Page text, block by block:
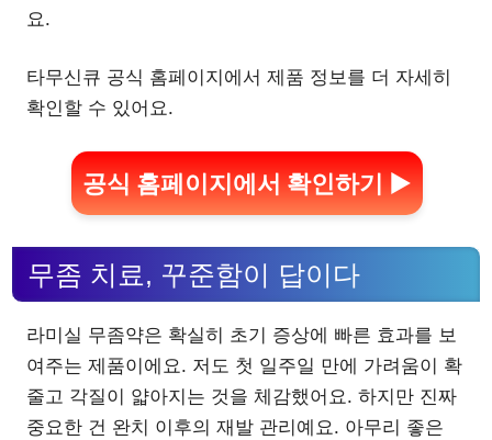
요.
타무신큐 공식 홈페이지에서 제품 정보를 더 자세히
확인할 수 있어요.
공식 홈페이지에서 확인하기 ▶
무좀 치료, 꾸준함이 답이다
라미실 무좀약은 확실히 초기 증상에 빠른 효과를 보
여주는 제품이에요. 저도 첫 일주일 만에 가려움이 확
줄고 각질이 얇아지는 것을 체감했어요. 하지만 진짜
중요한 건 완치 이후의 재발 관리예요. 아무리 좋은